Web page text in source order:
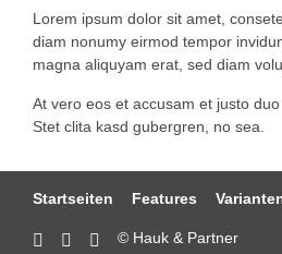
Lorem ipsum dolor sit amet,
diam nonumy eirmod tempor
magna aliquyam erat, sed diam
At vero eos et accusam et justo
Stet clita kasd gubergren, no sea.
Navigation
Startseiten Features
© Hauk & Partner